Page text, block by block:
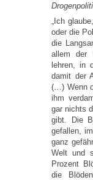
„Ich
oder die
die
allem der
lehren, in
damit der
(…) Wenn
ihm
gar nichts
gibt. Die
gefallen,
ganz
Welt und
Prozent
die